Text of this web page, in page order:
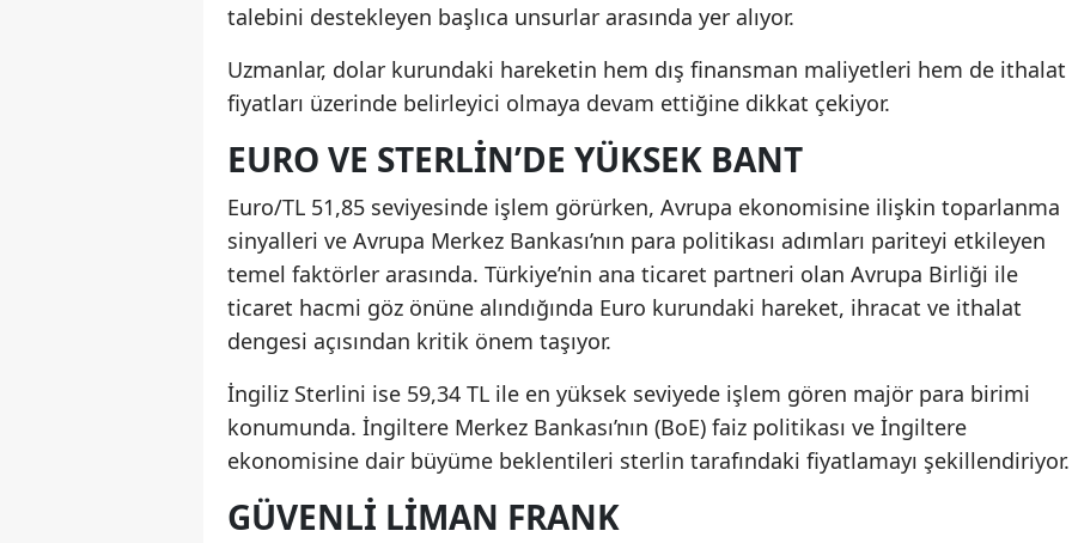
talebini destekleyen başlıca unsurlar arasında yer alıyor.
Uzmanlar, dolar kurundaki hareketin hem dış finansman maliyetleri hem de ithalat
fiyatları üzerinde belirleyici olmaya devam ettiğine dikkat çekiyor.
EURO VE STERLIN’DE YÜKSEK BANT
Euro/TL 51,85 seviyesinde işlem görürken, Avrupa ekonomisine ilişkin toparlanma
sinyalleri ve Avrupa Merkez Bankası’nın para politikası adımları pariteyi etkileyen
temel faktörler arasında. Türkiye’nin ana ticaret partneri olan Avrupa Birliği ile
ticaret hacmi göz önüne alındığında Euro kurundaki hareket, ihracat ve ithalat
dengesi açısından kritik önem taşıyor.
İngiliz Sterlini ise 59,34 TL ile en yüksek seviyede işlem gören majör para birimi
konumunda. İngiltere Merkez Bankası’nın (BoE) faiz politikası ve İngiltere
ekonomisine dair büyüme beklentileri sterlin tarafındaki fiyatlamayı şekillendiriyor.
GÜVENLI LIMAN FRANK